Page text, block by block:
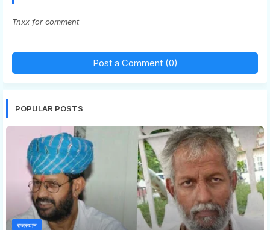
Tnxx for comment
Post a Comment (0)
POPULAR POSTS
राजस्थान